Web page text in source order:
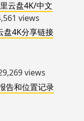
云盘4K/中文
views
盘4K分享链接
views
告和位置记录